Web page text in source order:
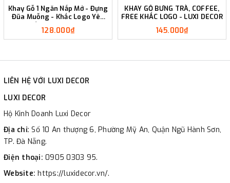
Khay Gỗ 1 Ngăn Nắp Mở - Đựng
Đũa Muỗng - Khắc Logo Yêu
Cầu - Luxi Decor
128.000₫
KHAY GỖ BƯNG TRÀ, COFFEE,
FREE KHẮC LOGO - LUXI DECOR
145.000₫
LIÊN HỆ VỚI LUXI DECOR
LUXI DECOR
Hộ Kinh Doanh Luxi Decor
Địa chỉ: Số 10 An thượng 6, Phường Mỹ An, Quận Ngũ Hành Sơn,
TP. Đà Nẵng.
Điện thoại: 0905 0303 95.
Website: https://luxidecor.vn/.